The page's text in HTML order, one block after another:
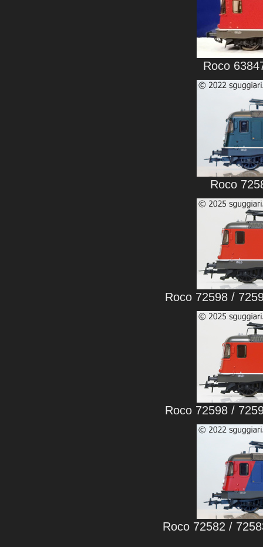
Roco
Roco
Roco 72598 /
Roco 72598 /
Roco 72582 /